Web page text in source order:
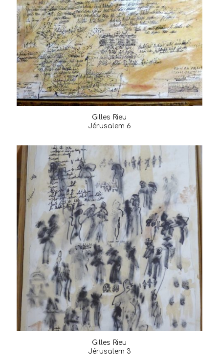
Gilles Rieu
Jérusalem 6
Gilles Rieu
Jérusalem 3